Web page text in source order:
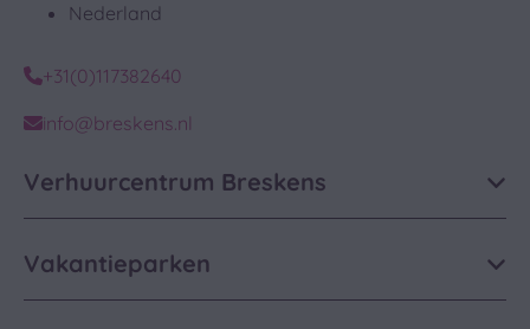
Nederland
+31(0)117382640
info@breskens.nl
Verhuurcentrum Breskens
Vakantieparken